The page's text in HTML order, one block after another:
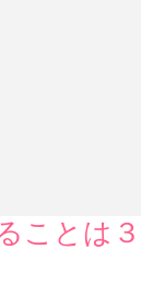
ことは３